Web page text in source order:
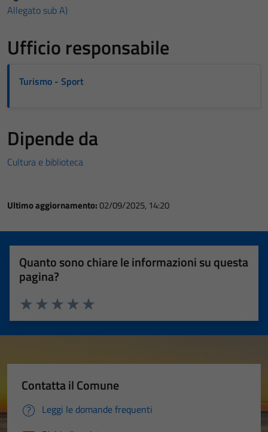
Allegato sub A)
Ufficio responsabile
Turismo - Sport
Dipende da
Cultura e biblioteca
Ultimo aggiornamento:02/09/2025, 14:20
Quanto sono chiare le informazioni su questa
pagina?
Valuta 5 stelle su 5
Valuta 4 stelle su 5
Valuta 3 stelle su 5
Valuta 2 stelle su 5
Valuta 1 stelle su 5
Contatta il Comune
Leggi le domande frequenti